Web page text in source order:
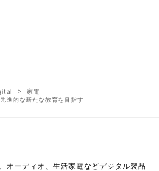
家電
進的な新たな教育を目指す
オーディオ、生活家電などデジタル製品